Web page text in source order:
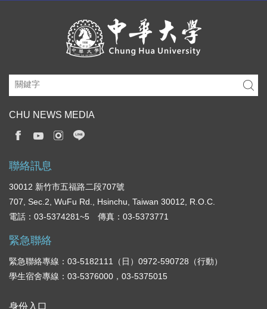
CHU NEWS MEDIA
聯絡訊息
30012 新竹市五福路二段707號
707, Sec.2, WuFu Rd., Hsinchu, Taiwan 30012, R.O.C.
電話：03-5374281~5 傳真：03-5373771
緊急聯絡
緊急聯絡專線：03-5182111（日）0972-590728（行動）
學生宿舍專線：03-5376000，03-5375015
身份入口